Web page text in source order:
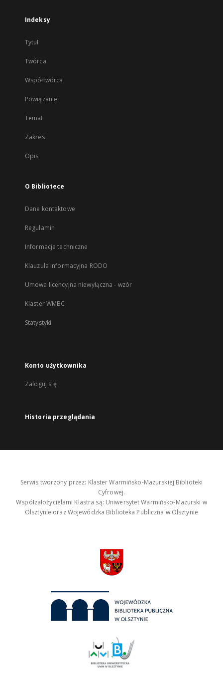
Indeksy
Tytuł
Twórca
Współtwórca
Powiązanie
Temat
Zakres
Opis
O Bibliotece
Dane kontaktowe
Regulamin
Informacje techniczne
Klauzula informacyjna RODO
Umowa licencyjna niewyłączna - wzór
Klaster WMBC
Statystyki
Konto użytkownika
Zaloguj się
Historia przeglądania
Serwis tworzony przez: Klaster Warmińsko-Mazurskiej Biblioteki
Cyfrowej.
Współzałożycielami Klastra są: Uniwersytet Warmińsko-Mazurski w
Olsztynie oraz Wojewódzka Biblioteka Publiczna w Olsztynie